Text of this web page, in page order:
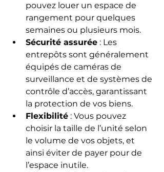
pouvez louer un espace de
rangement pour quelques
semaines ou plusieurs mois.
Sécurité assurée : Les
entrepôts sont généralement
équipés de caméras de
surveillance et de systèmes de
contrôle d’accès, garantissant
la protection de vos biens.
Flexibilité : Vous pouvez
choisir la taille de l’unité selon
le volume de vos objets, et
ainsi éviter de payer pour de
l’espace inutile.